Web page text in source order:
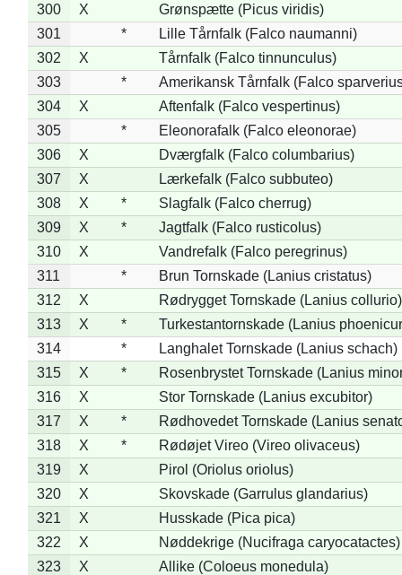
300
X
Grønspætte (Picus viridis)
301
*
Lille Tårnfalk (Falco naumanni)
302
X
Tårnfalk (Falco tinnunculus)
303
*
Amerikansk Tårnfalk (Falco
304
X
Aftenfalk (Falco vespertinus)
305
*
Eleonorafalk (Falco eleonorae)
306
X
Dværgfalk (Falco columbarius)
307
X
Lærkefalk (Falco subbuteo)
308
X *
Slagfalk (Falco cherrug)
309
X *
Jagtfalk (Falco rusticolus)
310
X
Vandrefalk (Falco peregrinus)
311
*
Brun Tornskade (Lanius cristatus)
312
X
Rødrygget Tornskade (Lanius collurio)
313
X *
Turkestantornskade (Lanius
314
*
Langhalet Tornskade (Lanius schach)
315
X *
Rosenbrystet Tornskade (Lanius
316
X
Stor Tornskade (Lanius excubitor)
317
X *
Rødhovedet Tornskade (Lanius
318
X *
Rødøjet Vireo (Vireo olivaceus)
319
X
Pirol (Oriolus oriolus)
320
X
Skovskade (Garrulus glandarius)
321
X
Husskade (Pica pica)
322
X
Nøddekrige (Nucifraga caryocatactes)
323
X
Allike (Coloeus monedula)